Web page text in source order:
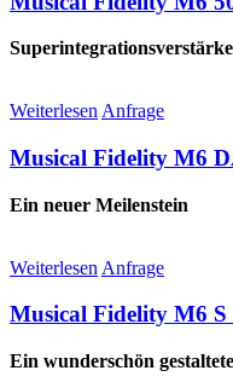
Weiterlesen Anfrage
Musical Fidelity M6
Ein neuer Meilenstein
Weiterlesen Anfrage
Musical Fidelity M6
Ein wunderschön